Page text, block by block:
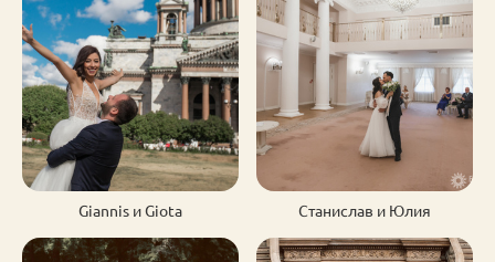
Giannis и Giota Станислав и Юлия